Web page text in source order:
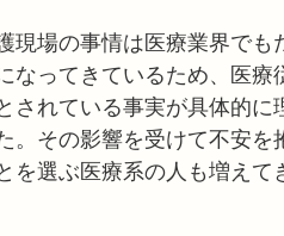
現場の事情は医療業界でも
なってきているため、医療
されている事実が具体的に
。その影響を受けて不安を
を選ぶ医療系の人も増えて